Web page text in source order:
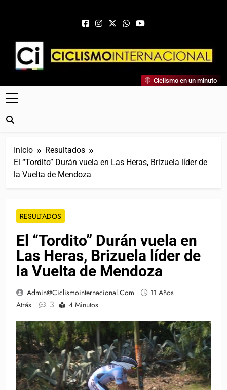
Ciclismo Internacional
Web Dedicada Al Ciclismo Mundial. Entrevistas, Análisis,
Crónicas, Previas Y Más. La Web Ciclista De Referencia.
Ciclismo en un minuto
Inicio
Resultados
El “Tordito” Durán vuela en Las Heras, Brizuela líder de
la Vuelta de Mendoza
RESULTADOS
El “Tordito” Durán vuela en
Las Heras, Brizuela líder de
la Vuelta de Mendoza
Admin@ciclismointernacional.com
11 Años
Atrás
3 4 Minutos